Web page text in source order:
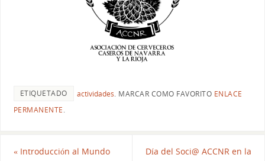
ETIQUETADO actividades. MARCAR COMO FAVORITO ENLACE
PERMANENTE.
«Introducción al Mundo
Día del Soci@ ACCNR en la